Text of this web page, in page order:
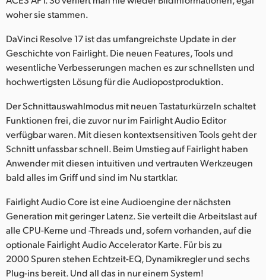
woher sie stammen.
DaVinci Resolve 17 ist das umfangreichste Update in der
Geschichte von Fairlight. Die neuen Features, Tools und
wesentliche Verbesserungen machen es zur schnellsten und
hochwertigsten Lösung für die Audiopostproduktion.
Der Schnittauswahlmodus mit neuen Tastaturkürzeln schaltet
Funktionen frei, die zuvor nur im Fairlight Audio Editor
verfügbar waren. Mit diesen kontextsensitiven Tools geht der
Schnitt unfassbar schnell. Beim Umstieg auf Fairlight haben
Anwender mit diesen intuitiven und vertrauten Werkzeugen
bald alles im Griff und sind im Nu startklar.
Fairlight Audio Core ist eine Audioengine der nächsten
Generation mit geringer Latenz. Sie verteilt die Arbeitslast auf
alle CPU-Kerne und -Threads und, sofern vorhanden, auf die
optionale Fairlight Audio Accelerator Karte. Für bis zu
2000 Spuren stehen Echtzeit-EQ, Dynamikregler und sechs
Plug-ins bereit. Und all das in nur einem System!